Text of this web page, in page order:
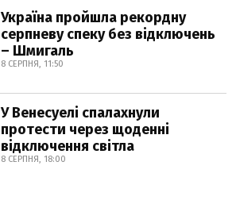
Україна пройшла рекордну
серпневу спеку без відключень
– Шмигаль
8 СЕРПНЯ, 11:50
У Венесуелі спалахнули
протести через щоденні
відключення світла
8 СЕРПНЯ, 18:00